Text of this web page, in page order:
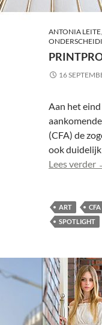
ANTONIA LEITE,
16
Aan het
aankomende
(CFA) de
ook
Lees verder
ART CFA
SPOTLIGHT